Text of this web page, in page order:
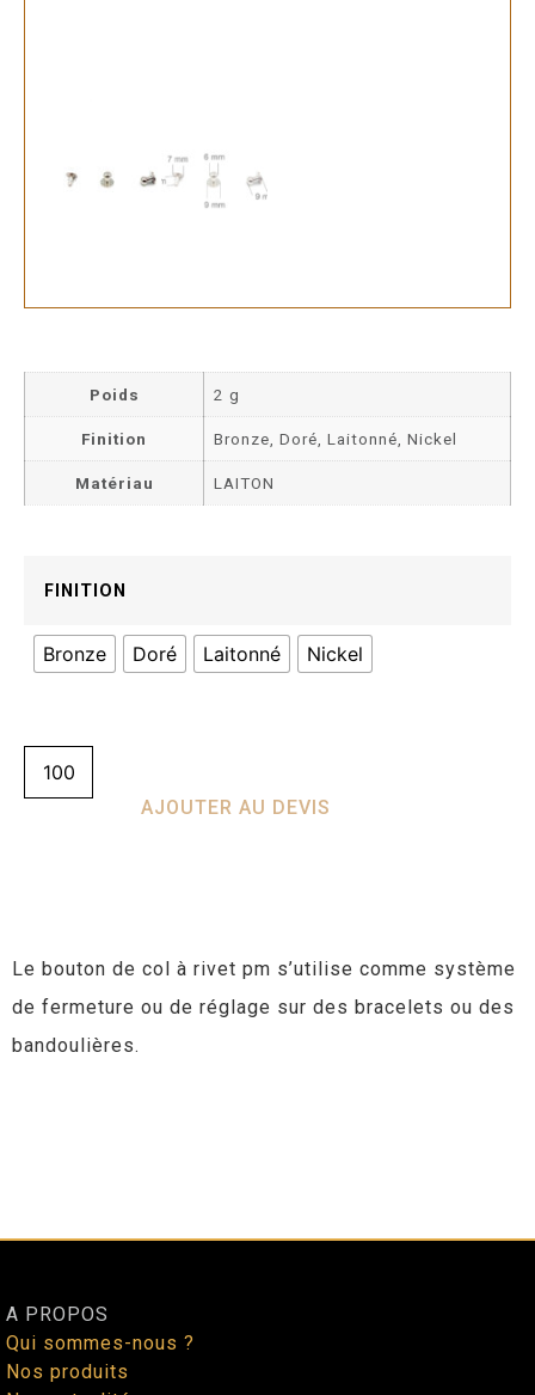
Poids 2 g
Finition Bronze, Doré, Laitonné, Nickel
Matériau LAITON
FINITION
Bronze Doré Laitonné Nickel
AJOUTER AU DEVIS
Le bouton de col à rivet pm s’utilise comme système
de fermeture ou de réglage sur des bracelets ou des
bandoulières.
A PROPOS
Qui sommes-nous ?
Nos produits